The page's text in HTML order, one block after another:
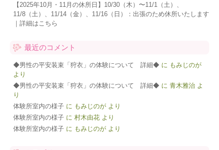
【2025年10月・11月の休所日】10/30（木）〜11/1（土）、
11/8（土）、11/14（金）、11/16（日）：出張のため休所いたします
｜詳細はこちら
最近のコメント
◆男性の平安装束「狩衣」の体験について 詳細◆ に もみじのが
より
◆男性の平安装束「狩衣」の体験について 詳細◆ に 青木雅治 よ
り
体験所室内の様子 に もみじのが より
体験所室内の様子 に 村木由花 より
体験所室内の様子 に もみじのが より